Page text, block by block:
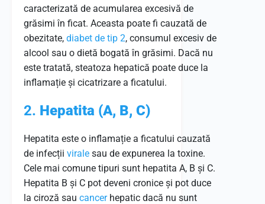
caracterizată de acumularea excesivă de
grăsimi în ficat. Aceasta poate fi cauzată de
obezitate, diabet de tip 2, consumul excesiv de
alcool sau o dietă bogată în grăsimi. Dacă nu
este tratată, steatoza hepatică poate duce la
inflamație și cicatrizare a ficatului.
2. Hepatita (A, B, C)
Hepatita este o inflamație a ficatului cauzată
de infecții virale sau de expunerea la toxine.
Cele mai comune tipuri sunt hepatita A, B și C.
Hepatita B și C pot deveni cronice și pot duce
la ciroză sau cancerhepatic dacă nu sunt